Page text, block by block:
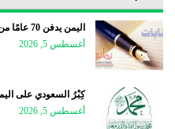
اليمن يدفن 70 عامًا من الوصاية السعودية
أغسطس 5, 2026
كِبْرُ السعودي على
أغسطس 5, 2026